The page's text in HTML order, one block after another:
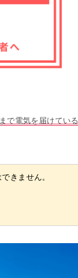
で電気を届けている
きません。